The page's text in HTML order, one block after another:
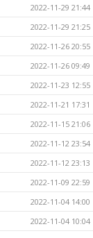
2022-11-29 21:44
2022-11-29 21:25
2022-11-26 20:55
2022-11-26 09:49
2022-11-23 12:55
2022-11-21 17:31
2022-11-15 21:06
2022-11-12 23:54
2022-11-12 23:13
2022-11-09 22:59
2022-11-04 14:00
2022-11-04 10:04